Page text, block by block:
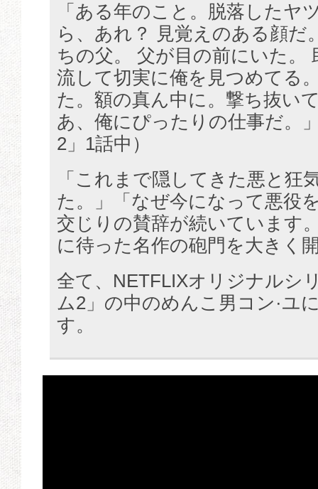
「ある年のこと。脱落したヤ
ら、あれ？ 見覚えのある顔だ
ちの父。 父が目の前にいた。
流して切実に俺を見つめてる
た。額の真ん中に。撃ち抜い
あ、俺にぴったりの仕事だ。
2」1話中）
「これまで隠してきた悪と狂
た。」「なぜ今になって悪役
交じりの賛辞が続いています
に待った名作の砲門を大きく
全て、NETFLIXオリジナルシ
ム2」の中のめんこ男コン·ユ
す。